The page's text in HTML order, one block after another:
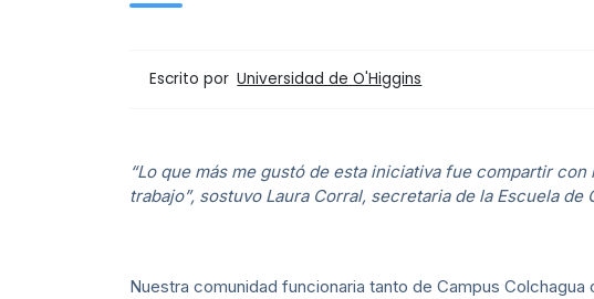
Escrito por Universidad de O'Higgins
“Lo que más me gustó de esta iniciativa fue compartir
trabajo”, sostuvo Laura Corral, secretaria de la Escuela de
Nuestra comunidad funcionaria tanto de Campus